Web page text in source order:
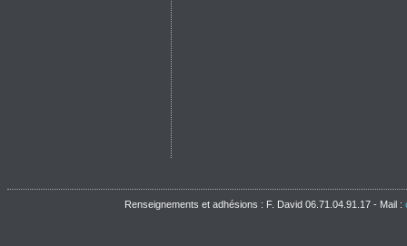
Renseignements et adhésions : F. David 06.71.04.91.17 - Mail :